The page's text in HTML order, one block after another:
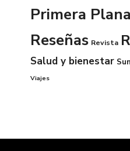
Primera Plana
Reseñas Revista
Salud y bienestar
Viajes